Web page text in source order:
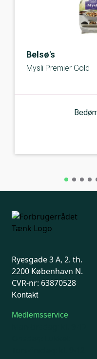
Belsø's
Mysli Premier Gold
Ryesgade 3 A, 2. th.
2200 København N.
CVR-nr: 63870528
Kontakt
Medlemsservice